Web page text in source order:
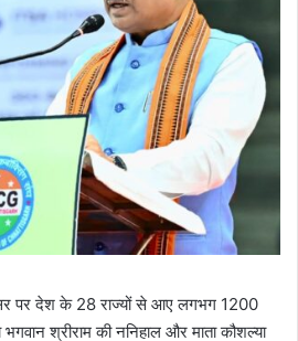
पर देश के 28 राज्यों से आए लगभग 1200
श्रीराम की ननिहाल और माता कौशल्या